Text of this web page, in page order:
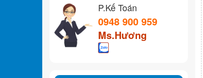
P.Kế Toán
0948 900 959
Ms.Hương